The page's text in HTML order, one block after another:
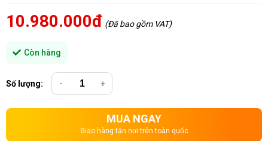
10.980.000đ (Đã bao gồm VAT)
Còn hàng
Số lượng: - +
MUA NGAY
Giao hàng tận nơi trên toàn quốc